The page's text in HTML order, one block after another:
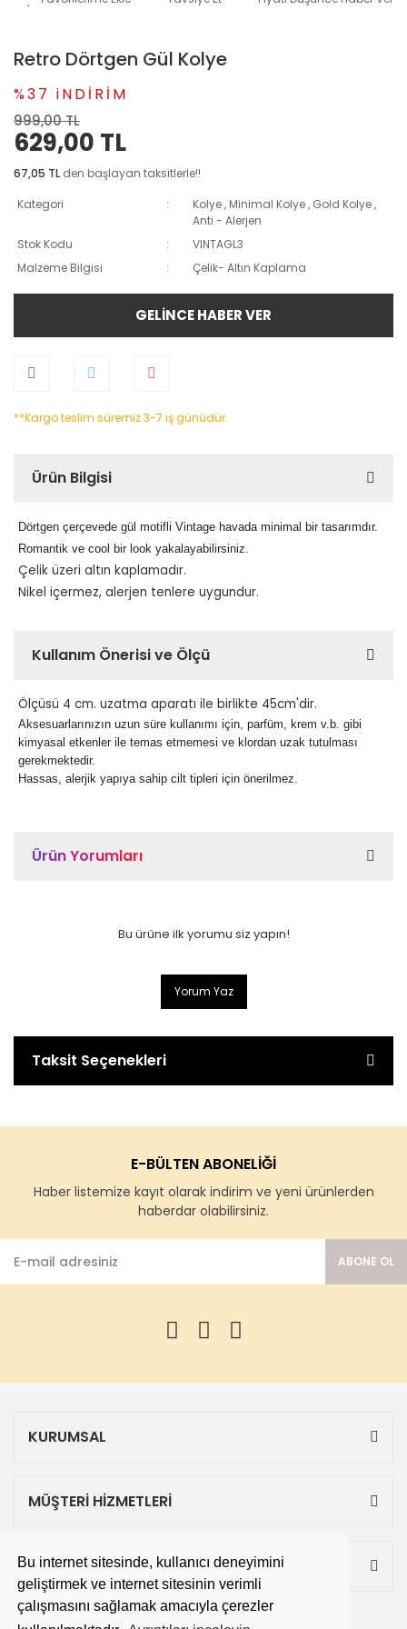
Bu internet sitesinde, kullanıcı deneyimini
geliştirmek ve internet sitesinin verimli
çalışmasını sağlamak amacıyla çerezler
Retro Dörtgen Gül Kolye
%37 iNDİRİM
999,00 TL
629,00 TL
67,05 TL den başlayan taksitlerle!!
Kategori
Kolye, Minimal Kolye, Gold Kolye,
Anti - Alerjen
Stok Kodu
VINTAGL3
Malzeme Bilgisi
Çelik- Altın Kaplama
GELİNCE HABER VER
**Kargo teslim süremiz 3-7 iş günüdür.
Ürün Bilgisi
Dörtgen çerçevede gül motifli Vintage havada minimal bir tasarımdır.
Romantik ve cool bir look yakalayabilirsiniz.
Çelik üzeri altın kaplamadır.
Nikel içermez, alerjen tenlere uygundur.
Kullanım Önerisi ve Ölçü
Ölçüsü 4 cm. uzatma aparatı ile birlikte 45cm'dir.
Aksesuarlarınızın uzun süre kullanımı için, parfüm, krem v.b. gibi
kimyasal etkenler ile temas etmemesi ve klordan uzak tutulması
gerekmektedir.
Hassas, alerjik yapıya sahip cilt tipleri için önerilmez.
Ürün Yorumları
Bu ürüne ilk yorumu siz yapın!
Yorum Yaz
Taksit Seçenekleri
E-BÜLTEN ABONELİĞİ
Haber listemize kayıt olarak indirim ve yeni ürünlerden
haberdar olabilirsiniz.
ABONE OL
KURUMSAL
MÜŞTERİ HİZMETLERİ
ALIŞVERİŞ